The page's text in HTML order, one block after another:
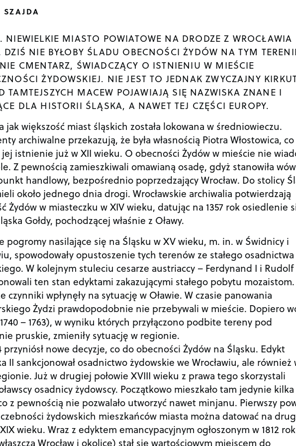
SZAJDA
NIEWIELKIE MIASTO POWIATOWE NA DRODZE Z WROCŁAWIA
DZIŚ NIE BYŁOBY ŚLADU OBECNOŚCI ŻYDÓW NA TYM
CMENTARZ, ŚWIADCZĄCY O ISTNIENIU W MIEŚCIE
ŻYDOWSKIEJ. NIE JEST TO JEDNAK ZWYCZAJNY
TAMTEJSZYCH MACEW POJAWIAJĄ SIĘ NAZWISKA ZNANE I
DLA HISTORII ŚLĄSKA, A NAWET TEJ CZĘŚCI EUROPY.
jak większość miast śląskich została lokowana w średniowieczu.
archiwalne przekazują, że była własnością Piotra Włostowica, co
jej istnienie już w XII wieku. O obecności Żydów w mieście nie
Z pewnością zamieszkiwali omawianą osadę, gdyż stanowiła
handlowy, bezpośrednio poprzedzający Wrocław. Do stolicy
około jednego dnia drogi. Wrocławskie archiwalia potwierdzają
Żydów w miasteczku w XIV wieku, datując na 1357 rok osiedlenie
Gołdy, pochodzącej właśnie z Oławy.
pogromy nasilające się na Śląsku w XV wieku, m. in. w Świdnicy i
spowodowały opustoszenie tych terenów ze stałego osadnictwa
W kolejnym stuleciu cesarze austriaccy – Ferdynand I i Rudolf
ten stan edyktami zakazującymi stałego pobytu mozaistom.
czynniki wpłynęły na sytuację w Oławie. W czasie panowania
Żydzi prawdopodobnie nie przebywali w mieście. Dopiero
– 1763), w wyniku których przyłączono podbite tereny pod
pruskie, zmieniły sytuację w regionie.
przyniósł nowe decyzje, co do obecności Żydów na Śląsku. Edykt
II sankcjonował osadnictwo żydowskie we Wrocławiu, ale również
Już w drugiej połowie XVIII wieku z prawa tego skorzystali
osadnicy żydowscy. Początkowo mieszkało tam jedynie kilka
z pewnością nie pozwalało utworzyć nawet minjanu. Pierwszy
żydowskich mieszkańców miasta można datować na
wieku. Wraz z edyktem emancypacyjnym ogłoszonym w 1812
Wrocław i okolice) stał się wartościowym miejscem do